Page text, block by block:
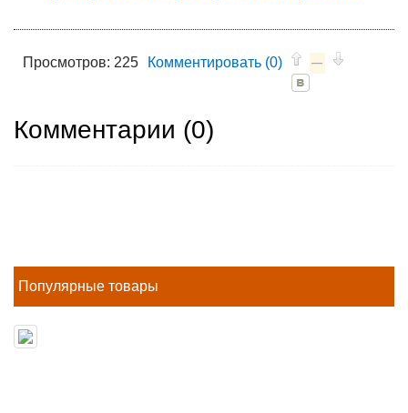
Просмотров: 225 Комментировать (0) —
Комментарии (0)
Популярные товары